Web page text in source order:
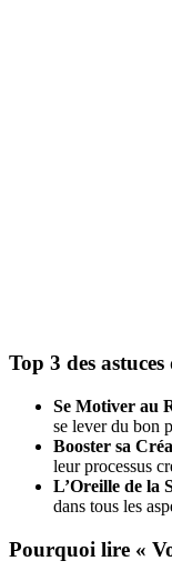
Top 3 des
Se Motiver au
se lever du bon
Booster sa
leur processus
L’Oreille de la
dans tous les
Pourquoi lire «